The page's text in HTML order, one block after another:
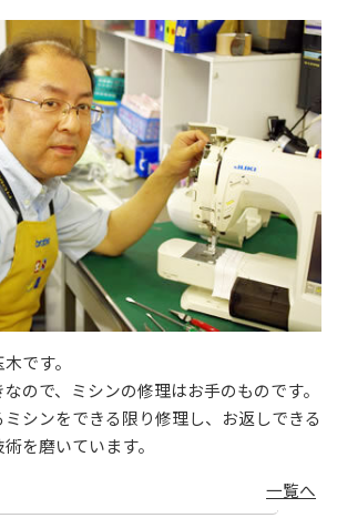
です。
ので、ミシンの修理はお手のものです。
シンをできる限り修理し、お返しできる
を磨いています。
一覧へ